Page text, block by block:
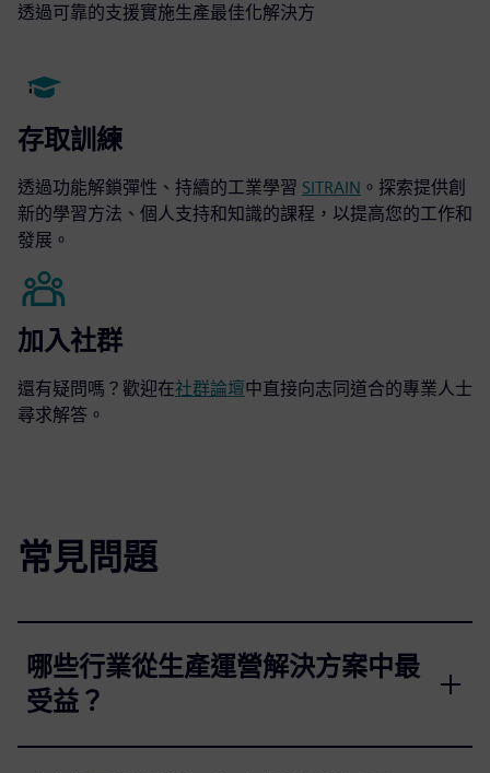
透過可靠的支援實施生產最佳化解決方
存取訓練
透過功能解鎖彈性、持續的工業學習 SITRAIN 。探索提供創
新的學習方法、個人支持和知識的課程，以提高您的工作和
發展。
加入社群
還有疑問嗎？歡迎在社群論壇中直接向志同道合的專業人士
尋求解答。
常見問題
哪些行業從生產運營解決方案中最
受益？